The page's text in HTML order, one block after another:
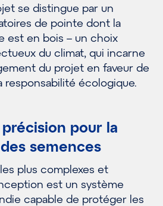
se distingue par un
de pointe dont la
est en bois – un choix
du climat, qui incarne
du projet en faveur de
responsabilité écologique.
pour la
semences
plus complexes et
est un système
capable de protéger les